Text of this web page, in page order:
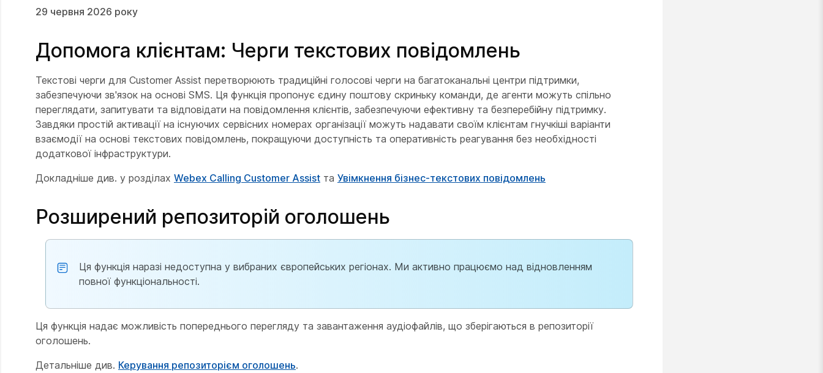
29 червня 2026 року
Допомога клієнтам: Черги текстових повідомлень
Текстові черги для Customer Assist перетворюють традиційні голосові черги на багатоканальні центри підтримки,
забезпечуючи зв'язок на основі SMS. Ця функція пропонує єдину поштову скриньку команди, де агенти можуть спільно
переглядати, запитувати та відповідати на повідомлення клієнтів, забезпечуючи ефективну та безперебійну підтримку.
Завдяки простій активації на існуючих сервісних номерах організації можуть надавати своїм клієнтам гнучкіші варіанти
взаємодії на основі текстових повідомлень, покращуючи доступність та оперативність реагування без необхідності
додаткової інфраструктури.
Докладніше див. у розділах Webex Calling Customer Assist та Увімкнення бізнес-текстових повідомлень
Розширений репозиторій оголошень
Ця функція наразі недоступна у вибраних європейських регіонах. Ми активно працюємо над відновленням
повної функціональності.
Ця функція надає можливість попереднього перегляду та завантаження аудіофайлів, що зберігаються в репозиторії
оголошень.
Детальніше див. Керування репозиторієм оголошень.